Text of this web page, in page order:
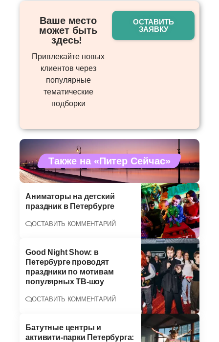
Ваше место
может быть
здесь! ​
Привлекайте новых
клиентов через
популярные
тематические
подборки
ОСТАВИТЬ
ЗАЯВКУ
Также на «Питер Сейчас»
Аниматоры на детский
праздник в Петербурге
ОСТАВИТЬ КОММЕНТАРИЙ
Good Night Show: в
Петербурге проводят
праздники по мотивам
популярных ТВ-шоу
ОСТАВИТЬ КОММЕНТАРИЙ
Батутные центры и
активити-парки Петербурга: